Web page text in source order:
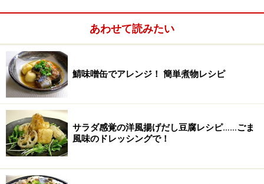
あわせて読みたい
鯖味噌缶でアレンジ！ 簡単煮物レシピ
サラダ感覚の洋風揚げだし豆腐レシピ……ごま
風味のドレッシングで！